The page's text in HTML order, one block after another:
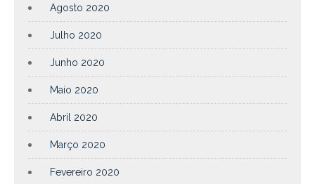
Agosto 2020
Julho 2020
Junho 2020
Maio 2020
Abril 2020
Março 2020
Fevereiro 2020